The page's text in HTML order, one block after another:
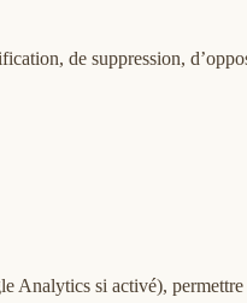
de suppression,
Analytics si activé),